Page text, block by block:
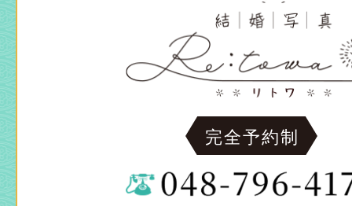
完全予約制